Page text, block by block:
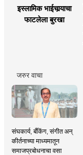
इस्लामिक भाईचार्‍याचा
फाटलेला बुरखा
जरुर वाचा
संघकार्य, बँकिंग, संगीत अन्
कीर्तनाच्या माध्यमातून
समाजप्रबोधनाचा वसा